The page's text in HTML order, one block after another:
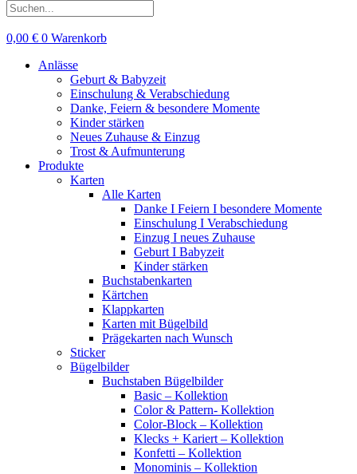
0,00 € 0 Warenkorb
Anlässe
Geburt & Babyzeit
Einschulung & Verabschiedung
Danke, Feiern & besondere Momente
Kinder stärken
Neues Zuhause & Einzug
Trost & Aufmunterung
Produkte
Karten
Alle Karten
Danke I Feiern I besondere Momente
Einschulung I Verabschiedung
Einzug I neues Zuhause
Geburt I Babyzeit
Kinder stärken
Buchstabenkarten
Kärtchen
Klappkarten
Karten mit Bügelbild
Prägekarten nach Wunsch
Sticker
Bügelbilder
Buchstaben Bügelbilder
Basic – Kollektion
Color & Pattern- Kollektion
Color-Block – Kollektion
Klecks + Kariert – Kollektion
Konfetti – Kollektion
Monominis – Kollektion